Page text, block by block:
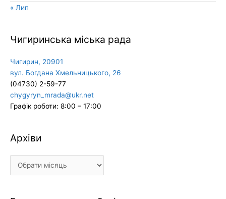
« Лип
Чигиринська міська рада
Чигирин, 20901
вул. Богдана Хмельницького, 26
(04730) 2-59-77
chygyryn_mrada@ukr.net
Графік роботи: 8:00 – 17:00
Архіви
Архіви